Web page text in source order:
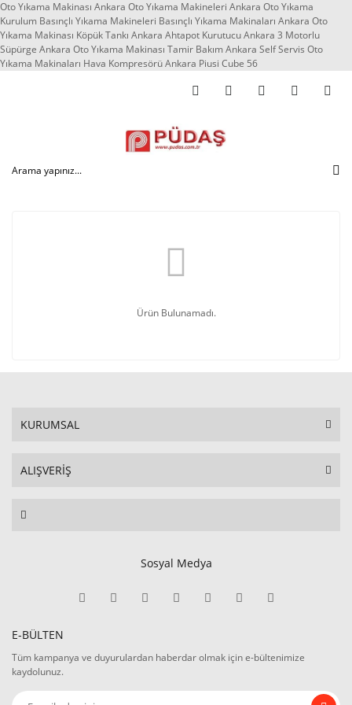
Oto Yıkama Makinası Ankara Oto Yıkama Makineleri Ankara Oto Yıkama
Kurulum Basınçlı Yıkama Makineleri Basınçlı Yıkama Makinaları Ankara Oto
Yıkama Makinası Köpük Tankı Ankara Ahtapot Kurutucu Ankara 3 Motorlu
Süpürge Ankara Oto Yıkama Makinası Tamir Bakım Ankara Self Servis Oto
Yıkama Makinaları Hava Kompresörü Ankara Piusi Cube 56
Ürün Bulunamadı.
KURUMSAL
ALIŞVERİŞ
Sosyal Medya
E-BÜLTEN
Tüm kampanya ve duyurulardan haberdar olmak için e-bültenimize
kaydolunuz.